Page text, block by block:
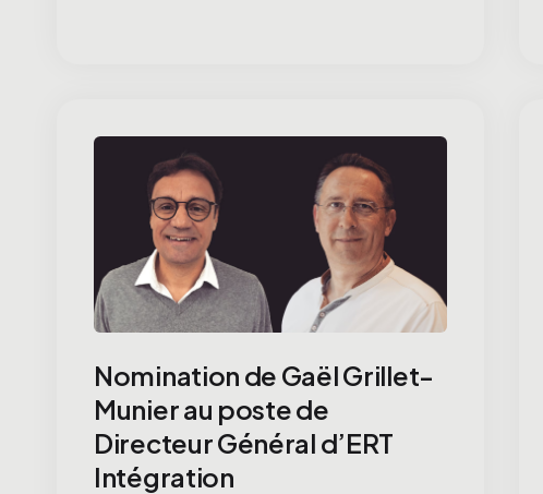
Nomination de Gaël Grillet-
Munier au poste de
Directeur Général d’ERT
Intégration